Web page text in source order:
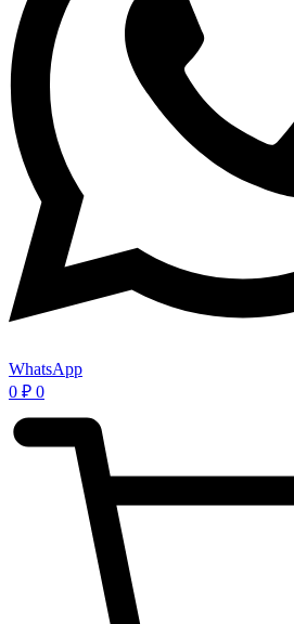
WhatsApp
0 ₽ 0